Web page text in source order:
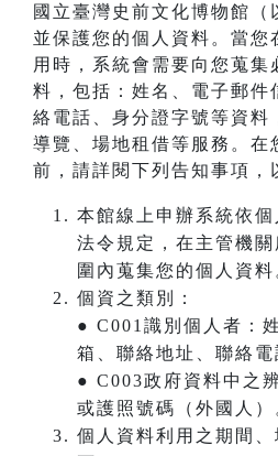
國立臺灣史前文化博物館（
並保護您的個人資料。當您
用時，系統會需要向您蒐集
料，包括：姓名、電子郵件
絡電話、身分證字號等資料
導覽、場地租借等服務。在
前，請詳閱下列告知事項，
本館線上申辦系統依
法令規定，在主管機
圍內蒐集您的個人資料
個資之類別：
● C001識別個人者：
箱、聯絡地址、聯絡電
● C003政府資料中之
或護照號碼（外國人）
個人資料利用之期間